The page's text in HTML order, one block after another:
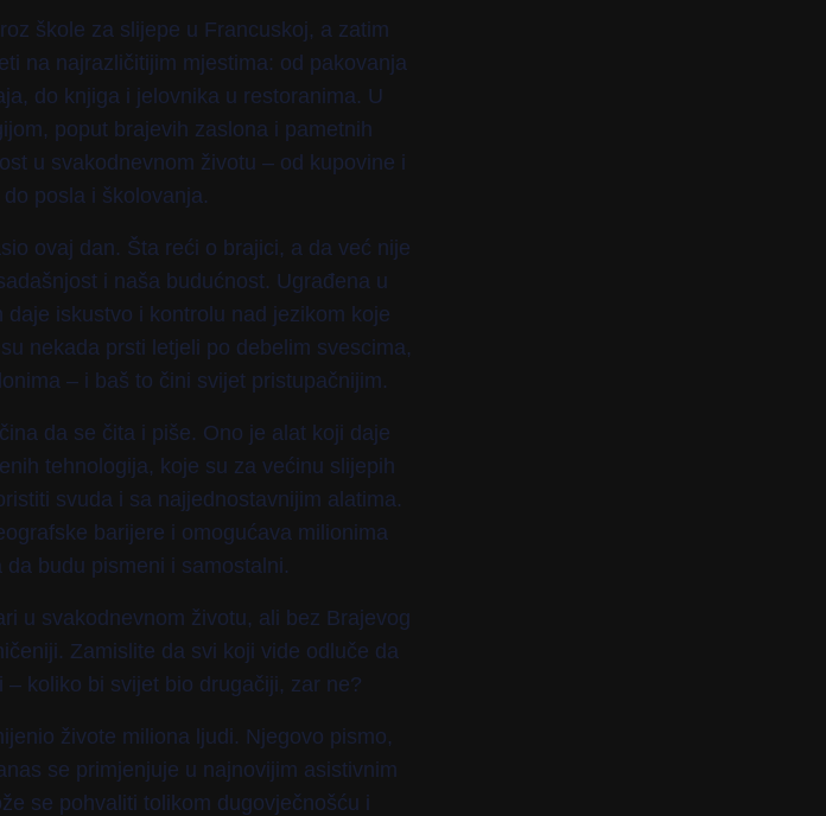
škole za slijepe u Francuskoj, a zatim
na najrazličitijim mjestima: od pakovanja
do knjiga i jelovnika u restoranima. U
poput brajevih zaslona i pametnih
u svakodnevnom životu – od kupovine i
posla i školovanja.
ovaj dan. Šta reći o brajici, a da već nije
i naša budućnost. Ugrađena u
iskustvo i kontrolu nad jezikom koje
nekada prsti letjeli po debelim svescima,
– i baš to čini svijet pristupačnijim.
da se čita i piše. Ono je alat koji daje
tehnologija, koje su za većinu slijepih
svuda i sa najjednostavnijim alatima.
barijere i omogućava milionima
budu pismeni i samostalni.
u svakodnevnom životu, ali bez Brajevog
Zamislite da svi koji vide odluče da
koliko bi svijet bio drugačiji, zar ne?
živote miliona ljudi. Njegovo pismo,
se primjenjuje u najnovijim asistivnim
se pohvaliti tolikom dugovječnošću i